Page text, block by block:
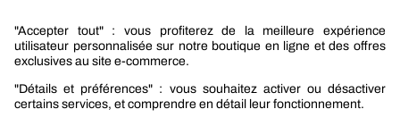
Nos produits
Sélection produits automobile
Sélection produits bâtiment